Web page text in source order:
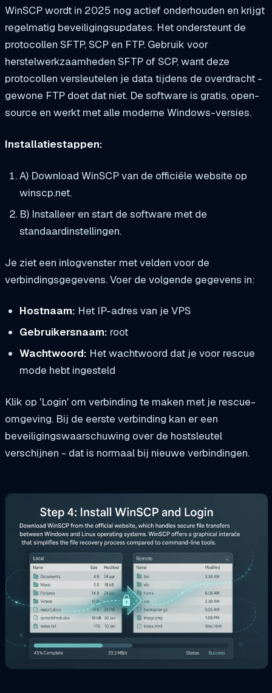
WinSCP wordt in 2025 nog actief onderhouden en krijgt
regelmatig beveiligingsupdates. Het ondersteunt de
protocollen SFTP, SCP en FTP. Gebruik voor
herstelwerkzaamheden SFTP of SCP, want deze
protocollen versleutelen je data tijdens de overdracht -
gewone FTP doet dat niet. De software is gratis, open-
source en werkt met alle moderne Windows-versies.
Installatiestappen:
A) Download WinSCP van de officiële website op
winscp.net.
B) Installeer en start de software met de
standaardinstellingen.
Je ziet een inlogvenster met velden voor de
verbindingsgegevens. Voer de volgende gegevens in:
Hostnaam: Het IP-adres van je VPS
Gebruikersnaam: root
Wachtwoord: Het wachtwoord dat je voor rescue
mode hebt ingesteld
Klik op 'Login' om verbinding te maken met je rescue-
omgeving. Bij de eerste verbinding kan er een
beveiligingswaarschuwing over de hostsleutel
verschijnen - dat is normaal bij nieuwe verbindingen.